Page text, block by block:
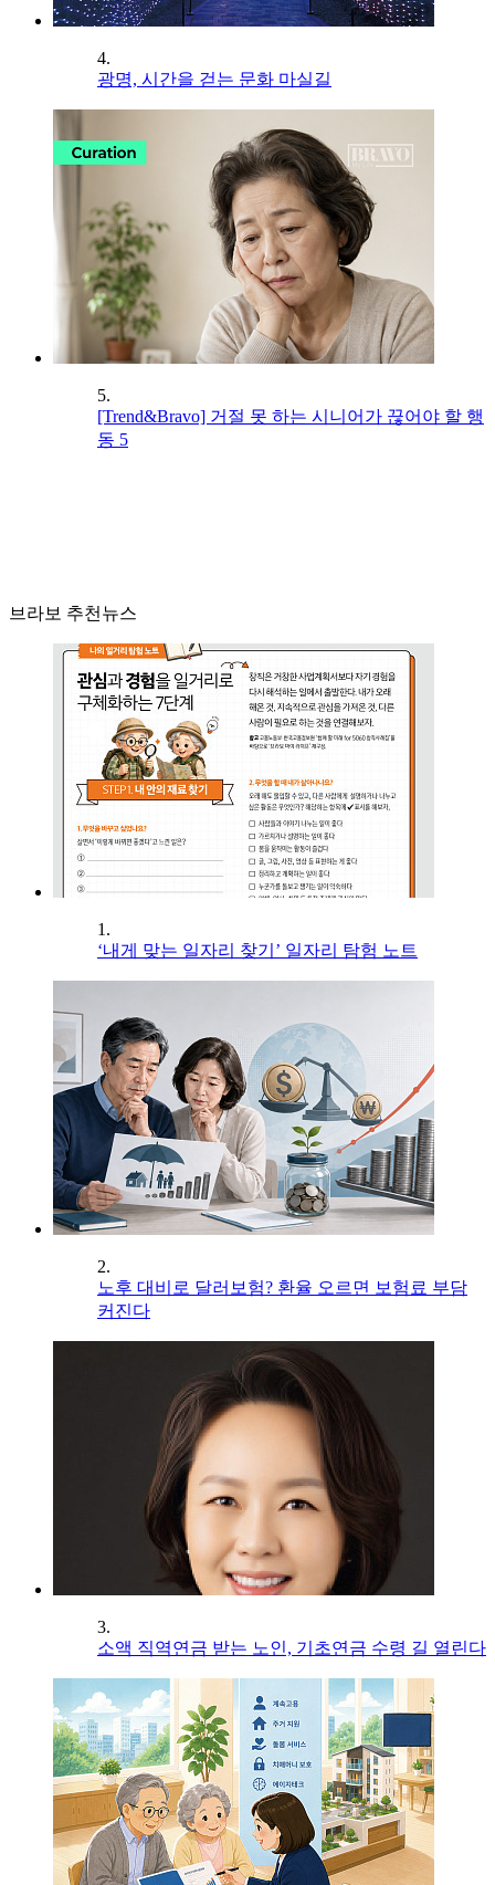
4.
광명, 시간을 걷는 문화 마실길
5.
[Trend&Bravo] 거절 못 하는 시니어가 끊어야 할 행
동 5
브라보 추천뉴스
1.
‘내게 맞는 일자리 찾기’ 일자리 탐험 노트
2.
노후 대비로 달러보험? 환율 오르면 보험료 부담
커진다
3.
소액 직역연금 받는 노인, 기초연금 수령 길 열린다